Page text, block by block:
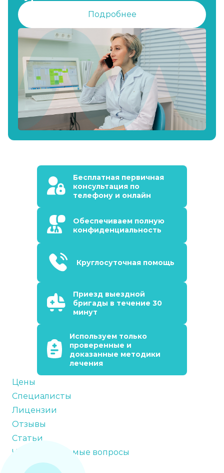
Подробнее
Бесплатная первичная
консультация по
телефону и онлайн
Обеспечиваем полную
конфиденциальность
Круглосуточная помощь
Приезд выездной
бригады в течение 30
минут
Используем только
проверенные и
доказанные методики
лечения
Цены
Специалисты
Лицензии
Отзывы
Статьи
Часто задаваемые вопросы